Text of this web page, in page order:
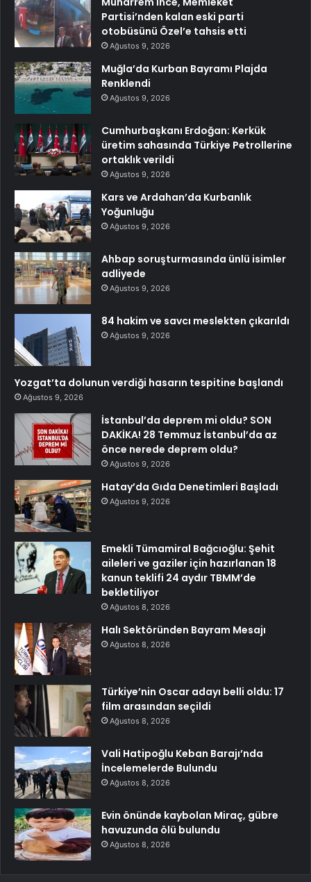
Partisi’nden kalan eski parti
otobüsünü Özel’e tahsis etti
Ağustos 9, 2026
Muğla’da Kurban Bayramı Plajda
Renklendi
Ağustos 9, 2026
Cumhurbaşkanı Erdoğan: Kerkük
üretim sahasında Türkiye Petrollerine
ortaklık verildi
Ağustos 9, 2026
Kars ve Ardahan’da Kurbanlık
Yoğunluğu
Ağustos 9, 2026
Ahbap soruşturmasında ünlü isimler
adliyede
Ağustos 9, 2026
84 hakim ve savcı meslekten çıkarıldı
Ağustos 9, 2026
Yozgat’ta dolunun verdiği hasarın tespitine başlandı
Ağustos 9, 2026
İstanbul’da deprem mi oldu? SON
DAKİKA! 28 Temmuz İstanbul’da az
önce nerede deprem oldu?
Ağustos 9, 2026
Hatay’da Gıda Denetimleri Başladı
Ağustos 9, 2026
Emekli Tümamiral Bağcıoğlu: Şehit
aileleri ve gaziler için hazırlanan 18
kanun teklifi 24 aydır TBMM’de
bekletiliyor
Ağustos 8, 2026
Halı Sektöründen Bayram Mesajı
Ağustos 8, 2026
Türkiye’nin Oscar adayı belli oldu: 17
film arasından seçildi
Ağustos 8, 2026
Vali Hatipoğlu Keban Barajı’nda
İncelemelerde Bulundu
Ağustos 8, 2026
Evin önünde kaybolan Miraç, gübre
havuzunda ölü bulundu
Ağustos 8, 2026